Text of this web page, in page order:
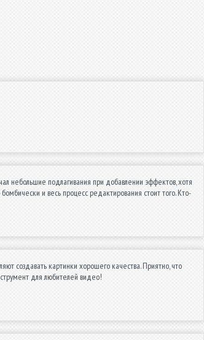
небольшие подлагивания при добавлении эффектов, хотя
и весь процесс редактирования стоит того. Кто-
создавать картинки хорошего качества. Приятно, что
для любителей видео!